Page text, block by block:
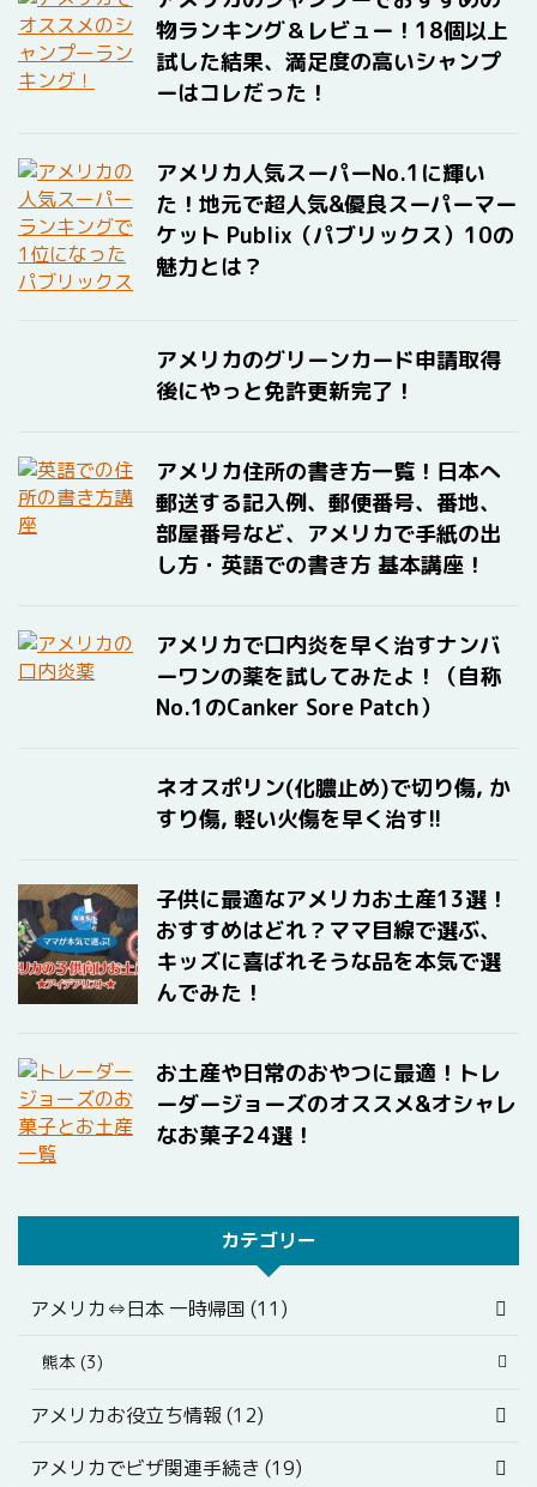
物ランキング＆レビュー！18個以上
試した結果、満足度の高いシャンプ
ーはコレだった！
アメリカ人気スーパーNo.1に輝い
た！地元で超人気&優良スーパーマー
ケット Publix（パブリックス）10の
魅力とは？
アメリカのグリーンカード申請取得
後にやっと免許更新完了！
アメリカ住所の書き方一覧！日本へ
郵送する記入例、郵便番号、番地、
部屋番号など、アメリカで手紙の出
し方・英語での書き方 基本講座！
アメリカで口内炎を早く治すナンバ
ーワンの薬を試してみたよ！（自称
No.1のCanker Sore Patch）
ネオスポリン(化膿止め)で切り傷, か
すり傷, 軽い火傷を早く治す!!
子供に最適なアメリカお土産13選！
おすすめはどれ？ママ目線で選ぶ、
キッズに喜ばれそうな品を本気で選
んでみた！
お土産や日常のおやつに最適！トレ
ーダージョーズのオススメ&オシャレ
なお菓子24選！
カテゴリー
アメリカ⇔日本 一時帰国 (11)
熊本 (3)
アメリカお役立ち情報 (12)
アメリカでビザ関連手続き (19)